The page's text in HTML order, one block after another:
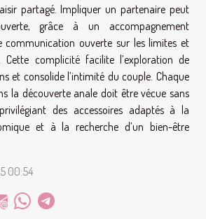
partagé. Impliquer un partenaire peut
grâce à un accompagnement
communication ouverte sur les limites et
Cette complicité facilite l’exploration de
et consolide l’intimité du couple. Chaque
la découverte anale doit être vécue sans
des accessoires adaptés à la
et à la recherche d’un bien-être
00:54